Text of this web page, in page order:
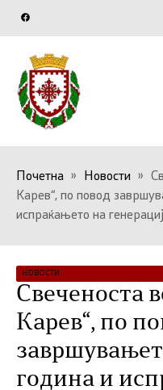
Почетна » Новости »
Карев“, по повод
испраќањето на
НОВОСТИ
Свеченоста
Карев“, по
година и